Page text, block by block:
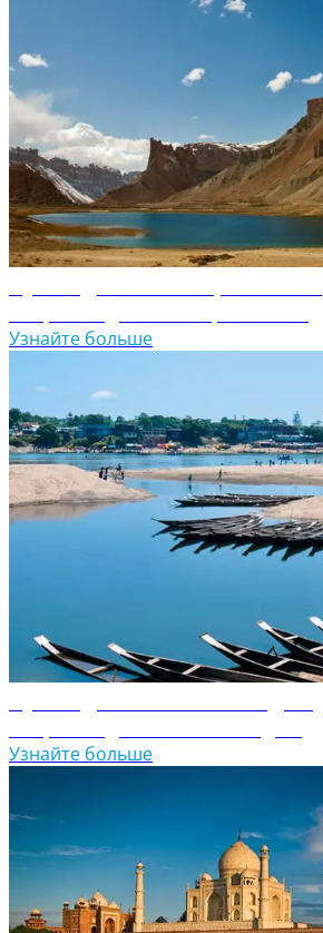
Узнайте больше
Узнайте больше